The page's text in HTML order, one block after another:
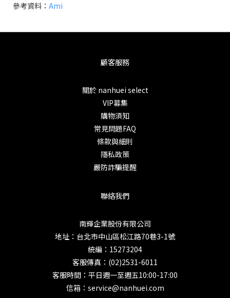
參考資料： Ami
顧客服務
關於 nanhuei select
VIP募集
購物須知
常見問題FAQ
條款與細則
隱私政策
嚴防詐騙提醒
聯絡我們
南輝企業股份有限公司
地址：台北市中山區松江路70巷3-1號
統編：15273204
客服傳真：(02)2531-6011
客服時間：平日週一至週五10:00-17:00
信箱：service@nanhuei.com